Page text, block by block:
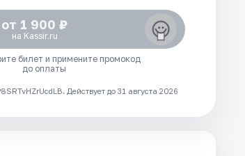
от 1 900 ₽
на Kassir.ru
билет и примените промокод
до оплаты
Действует до 31 августа 2026